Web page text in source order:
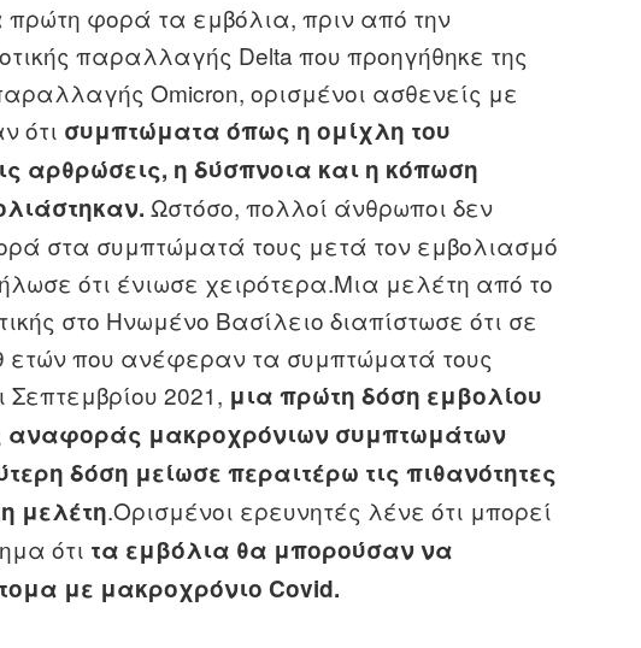
φορά τα εμβόλια, πριν από την
παραλλαγής Delta που προηγήθηκε της
Omicron, ορισμένοι ασθενείς με
ότι συμπτώματα όπως η ομίχλη του
αρθρώσεις, η δύσπνοια και η κόπωση
Ωστόσο, πολλοί άνθρωποι δεν
στα συμπτώματά τους μετά τον εμβολιασμό
ότι ένιωσε χειρότερα.Μια μελέτη από το
στο Ηνωμένο Βασίλειο διαπίστωσε ότι σε
ετών που ανέφεραν τα συμπτώματά τους
2021, μια πρώτη δόση εμβολίου
αναφοράς μακροχρόνιων συμπτωμάτων
δόση μείωσε περαιτέρω τις πιθανότητες
μελέτη.Ορισμένοι ερευνητές λένε ότι μπορεί
ότι τα εμβόλια θα μπορούσαν να
με μακροχρόνιο Covid.